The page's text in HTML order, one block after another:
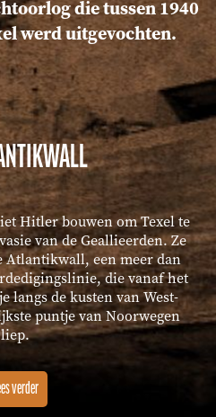
die tussen 1940
werd uitgevochten.
Hitler bouwen om Texel te
van de Geallieerden. Ze
Atlantikwall, een meer dan
die vanaf het
langs de kusten van West-
puntje van Noorwegen
liep.
verder